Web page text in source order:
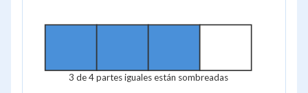
3 de 4 partes iguales están sombreadas